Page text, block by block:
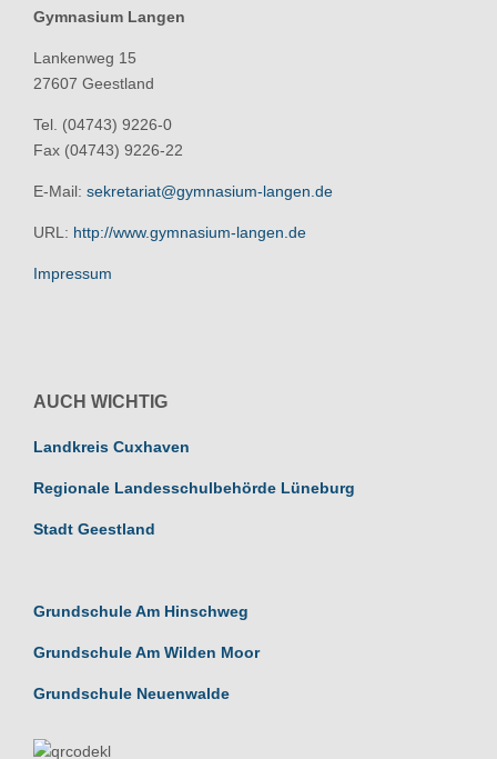
Gymnasium Langen
Lankenweg 15
27607 Geestland
Tel. (04743) 9226-0
Fax (04743) 9226-22
E-Mail: sekretariat@gymnasium-langen.de
URL: http://www.gymnasium-langen.de
Impressum
AUCH WICHTIG
Landkreis Cuxhaven
Regionale Landesschulbehörde Lüneburg
Stadt Geestland
Grundschule Am Hinschweg
Grundschule Am Wilden Moor
Grundschule Neuenwalde